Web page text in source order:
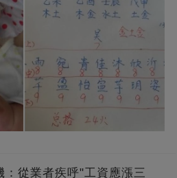
：從業者疾呼"工資應漲三